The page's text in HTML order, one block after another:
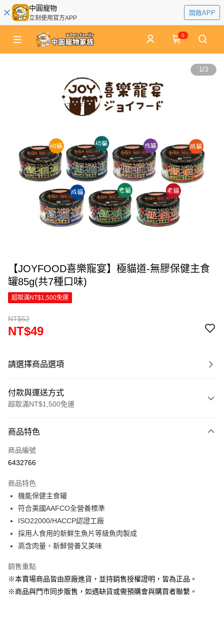
中圓寵物
立刻使用官方APP
開啟APP
0
1/3
【JOYFOOD喜樂寵宴】極貓道-無膠保健主食
罐85g(共7種口味)
超取滿NT$1,500免運
NT$52
NT$49
請選擇商品選項
付款與運送方式
超取滿NT$1,500免運
信用卡一次付款
超商取貨付款
Apple Pay
街口支付
悠遊付
Google Pay
ATM付款
商品特色
商品編號
6432766
商品特色
機能保健主食罐
符合美國AAFCO全營養標準
ISO22000/HACCP認證工廠
採用人食用的新鮮生魚片等級魚肉製成
高含肉量，新鮮營養又美味
銷售重點
※本賣場商品皆由原廠進貨，並持銷售授權證明，皆為正品。
※商品與門市同步販售，如遇缺貨或需預購會與購買者聯繫。